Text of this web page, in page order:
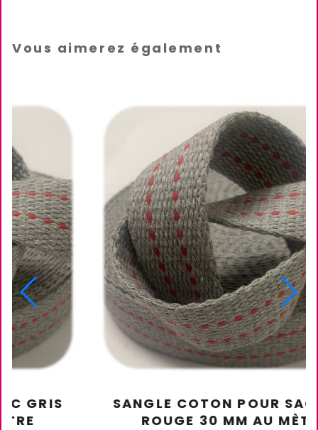
Vous aimerez également
SANGLE COTON POUR SAC GRIS
ROUGE 30 MM AU MÈTRE